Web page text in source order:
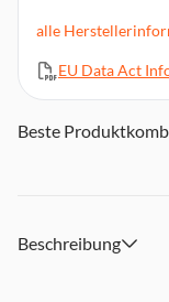
2
Türanschlag
Abmessungen
alle
EU Data Act
Beste
Beschreibung